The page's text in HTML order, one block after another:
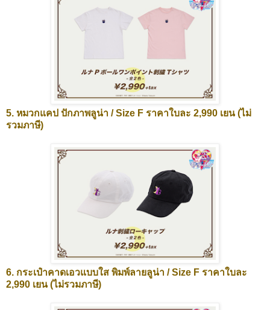
5. หมวกแคป ปักภาพลูน่า / Size F ราคาใบละ 2,990 เยน (ไม่
รวมภาษี)
6. กระเป๋าคาดเอวแบบใส พิมพ์ลายลูน่า / Size F ราคาใบละ
2,990 เยน (ไม่รวมภาษี)